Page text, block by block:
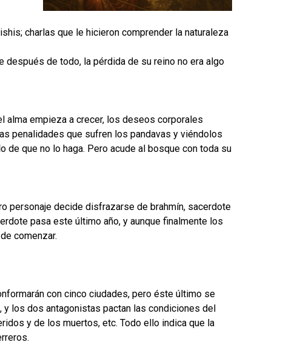
charlas que le hicieron comprender la naturaleza
de todo, la pérdida de su reino no era algo
alma empieza a crecer, los deseos corporales
penalidades que sufren los pandavas y viéndolos
que no lo haga. Pero acude al bosque con toda su
personaje decide disfrazarse de brahmín, sacerdote
pasa este último año, y aunque finalmente los
comenzar.
con cinco ciudades, pero éste último se
los dos antagonistas pactan las condiciones del
y de los muertos, etc. Todo ello indica que la